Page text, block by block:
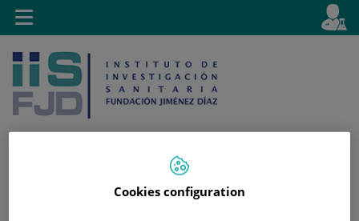
Saltar al contenido
activo
es
Toggle
navigation
Cookies configuration